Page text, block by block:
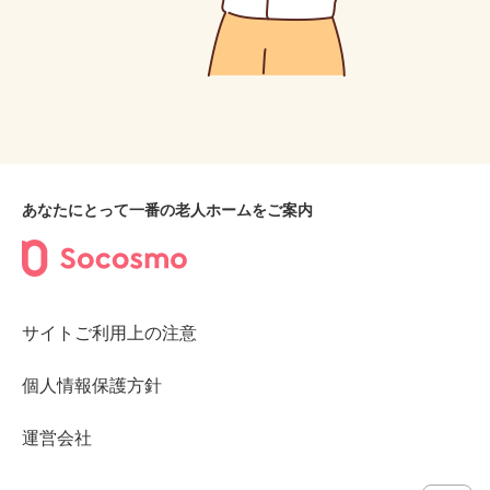
あなたにとって一番の老人ホームをご案内
サイトご利用上の注意
個人情報保護方針
運営会社